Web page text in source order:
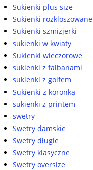
Sukienki plus size
Sukienki rozkloszowane
Sukienki szmizjerki
sukienki w kwiaty
Sukienki wieczorowe
sukienki z falbanami
sukienki z golfem
Sukienki z koronką
sukienki z printem
swetry
Swetry damskie
Swetry długie
Swetry klasyczne
Swetry oversize